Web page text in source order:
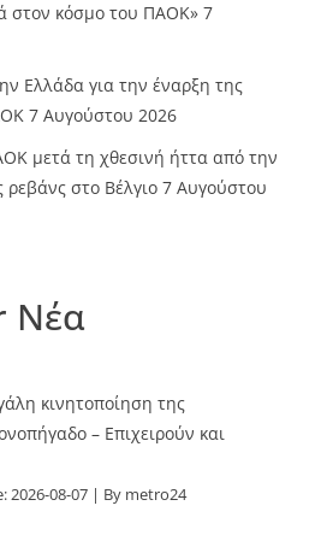
στον κόσμο του ΠΑΟΚ» 7
Ελλάδα για την έναρξη της
7 Αυγούστου 2026
μετά τη χθεσινή ήττα από την
ρεβάνς στο Βέλγιο 7 Αυγούστου
Νέα
κινητοποίηση της
– Επιχειρούν και
2026-08-07 By metro24